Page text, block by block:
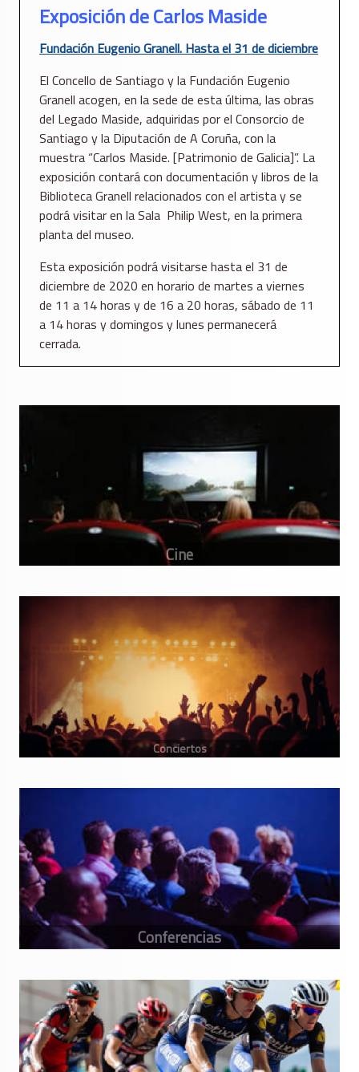
Exposición de Carlos Maside
Fundación Eugenio Granell. Hasta el 31 de diciembre
El Concello de Santiago y la Fundación Eugenio
Granell acogen, en la sede de esta última, las obras
del Legado Maside, adquiridas por el Consorcio de
Santiago y la Diputación de A Coruña, con la
muestra “Carlos Maside. [Patrimonio de Galicia]”. La
exposición contará con documentación y libros de la
Biblioteca Granell relacionados con el artista y se
podrá visitar en la Sala Philip West, en la primera
planta del museo.
Esta exposición podrá visitarse hasta el 31 de
diciembre de 2020 en horario de martes a viernes
de 11 a 14 horas y de 16 a 20 horas, sábado de 11
a 14 horas y domingos y lunes permanecerá
cerrada.